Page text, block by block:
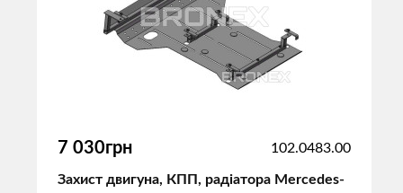
7 030грн 102.0483.00
Захист двигуна, КПП, радіатора Mercedes-